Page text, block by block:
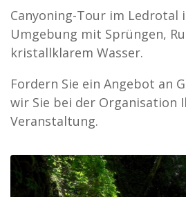
Canyoning-Tour im Ledrotal
Umgebung mit Sprüngen,
kristallklarem Wasser.
Fordern Sie ein Angebot an
wir Sie bei der Organisation
Veranstaltung.